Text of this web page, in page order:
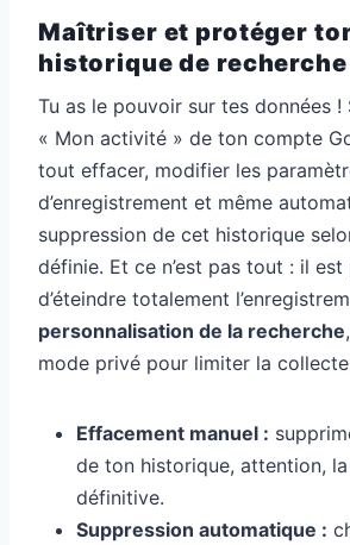
Maîtriser et protéger
historique de
Tu as le pouvoir sur tes données !
« Mon activité » de ton compte
tout effacer, modifier les
d’enregistrement et même
suppression de cet historique
définie. Et ce n’est pas tout : il est
d’éteindre totalement
personnalisation de la recherche
mode privé pour limiter la
Effacement manuel :
de ton historique, attention,
définitive.
Suppression automatique :